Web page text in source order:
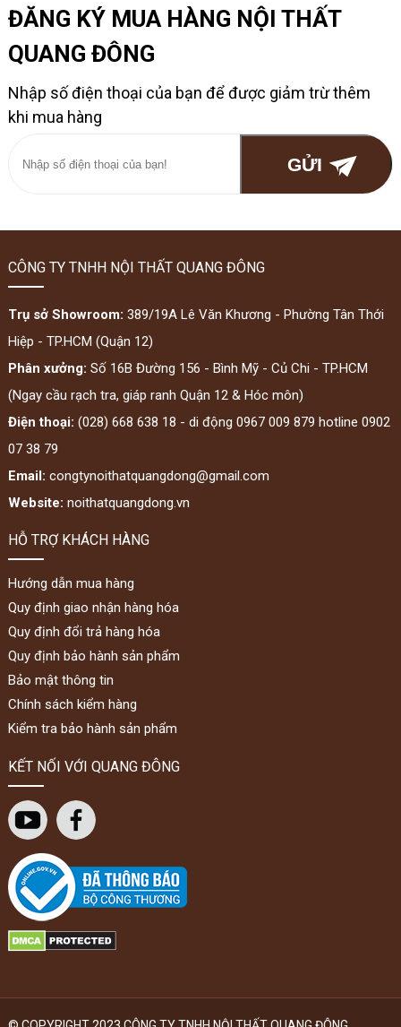
ĐĂNG KÝ MUA HÀNG NỘI THẤT
QUANG ĐÔNG
Nhập số điện thoại của bạn để được giảm trừ thêm
khi mua hàng
CÔNG TY TNHH NỘI THẤT QUANG ĐÔNG
Trụ sở Showroom: 389/19A Lê Văn Khương - Phường Tân Thới
Hiệp - TP.HCM (Quận 12)
Phân xưởng: Số 16B Đường 156 - Bình Mỹ - Củ Chi - TP.HCM
(Ngay cầu rạch tra, giáp ranh Quận 12 & Hóc môn)
Điện thoại: (028) 668 638 18 - di động 0967 009 879 hotline 0902
07 38 79
Email: congtynoithatquangdong@gmail.com
Website: noithatquangdong.vn
HỖ TRỢ KHÁCH HÀNG
Hướng dẫn mua hàng
Quy định giao nhận hàng hóa
Quy định đổi trả hàng hóa
Quy định bảo hành sản phẩm
Bảo mật thông tin
Chính sách kiểm hàng
Kiểm tra bảo hành sản phẩm
KẾT NỐI VỚI QUANG ĐÔNG